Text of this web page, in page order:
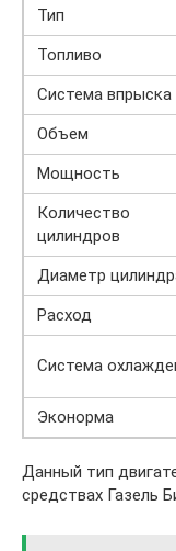
Тип
Топливо
Система впрыска
Объем
Мощность
Количество
цилиндров
Диаметр
Расход
Система
Эконорма
Данный тип
средствах Газель